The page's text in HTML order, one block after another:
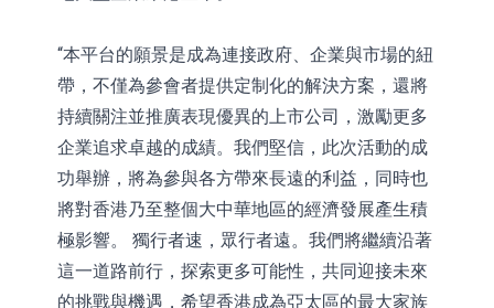
“本平台的願景是成為連接政府、企業與市場的紐
帶，不僅為參會者提供定制化的解決方案，還將
持續關注並推廣表現優異的上市公司，激勵更多
企業追求卓越的成績。我們堅信，此次活動的成
功舉辦，將為參與各方帶來長遠的利益，同時也
將對香港乃至整個大中華地區的經濟發展產生積
極影響。 獨行者速，眾行者遠。我們將繼續沿著
這一道路前行，探索更多可能性，共同迎接未來
的挑戰與機遇，希望香港成為亞太區的最大家族